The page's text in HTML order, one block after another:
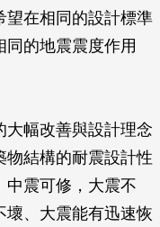
望在相同的設計標準
的地震震度作用
大幅改善與設計理念
物結構的耐震設計性
中震可修，大震不
壞、大震能有迅速恢